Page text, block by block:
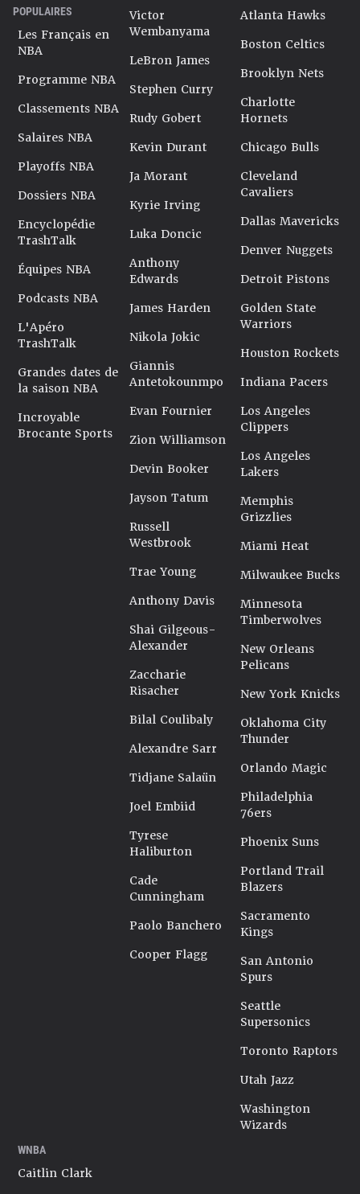
POPULAIRES
Les Français en
NBA
Programme NBA
Classements NBA
Salaires NBA
Playoffs NBA
Dossiers NBA
Encyclopédie
TrashTalk
Équipes NBA
Podcasts NBA
L'Apéro
TrashTalk
Grandes dates de
la saison NBA
Incroyable
Brocante Sports
Victor
Wembanyama
LeBron James
Stephen Curry
Rudy Gobert
Kevin Durant
Ja Morant
Kyrie Irving
Luka Doncic
Anthony
Edwards
James Harden
Nikola Jokic
Giannis
Antetokounmpo
Evan Fournier
Zion Williamson
Devin Booker
Jayson Tatum
Russell
Westbrook
Trae Young
Anthony Davis
Shai Gilgeous-
Alexander
Zaccharie
Risacher
Bilal Coulibaly
Alexandre Sarr
Tidjane Salaün
Joel Embiid
Tyrese
Haliburton
Cade
Cunningham
Paolo Banchero
Cooper Flagg
Atlanta Hawks
Boston Celtics
Brooklyn Nets
Charlotte
Hornets
Chicago Bulls
Cleveland
Cavaliers
Dallas Mavericks
Denver Nuggets
Detroit Pistons
Golden State
Warriors
Houston Rockets
Indiana Pacers
Los Angeles
Clippers
Los Angeles
Lakers
Memphis
Grizzlies
Miami Heat
Milwaukee Bucks
Minnesota
Timberwolves
New Orleans
Pelicans
New York Knicks
Oklahoma City
Thunder
Orlando Magic
Philadelphia
76ers
Phoenix Suns
Portland Trail
Blazers
Sacramento
Kings
San Antonio
Spurs
Seattle
Supersonics
Toronto Raptors
Utah Jazz
Washington
Wizards
WNBA
Caitlin Clark